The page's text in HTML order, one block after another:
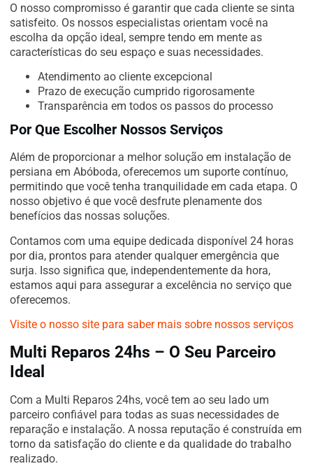
O nosso compromisso é garantir que cada cliente se sinta
satisfeito. Os nossos especialistas orientam você na
escolha da opção ideal, sempre tendo em mente as
características do seu espaço e suas necessidades.
Atendimento ao cliente excepcional
Prazo de execução cumprido rigorosamente
Transparência em todos os passos do processo
Por Que Escolher Nossos Serviços
Além de proporcionar a melhor solução em instalação de
persiana em Abóboda, oferecemos um suporte contínuo,
permitindo que você tenha tranquilidade em cada etapa. O
nosso objetivo é que você desfrute plenamente dos
benefícios das nossas soluções.
Contamos com uma equipe dedicada disponível 24 horas
por dia, prontos para atender qualquer emergência que
surja. Isso significa que, independentemente da hora,
estamos aqui para assegurar a excelência no serviço que
oferecemos.
Visite o nosso site para saber mais sobre nossos serviços
Multi Reparos 24hs – O Seu Parceiro
Ideal
Com a Multi Reparos 24hs, você tem ao seu lado um
parceiro confiável para todas as suas necessidades de
reparação e instalação. A nossa reputação é construída em
torno da satisfação do cliente e da qualidade do trabalho
realizado.